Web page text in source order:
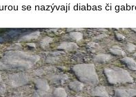
se nazývají diabas či